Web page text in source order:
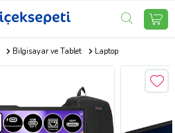
Bilgisayar ve Tablet Laptop